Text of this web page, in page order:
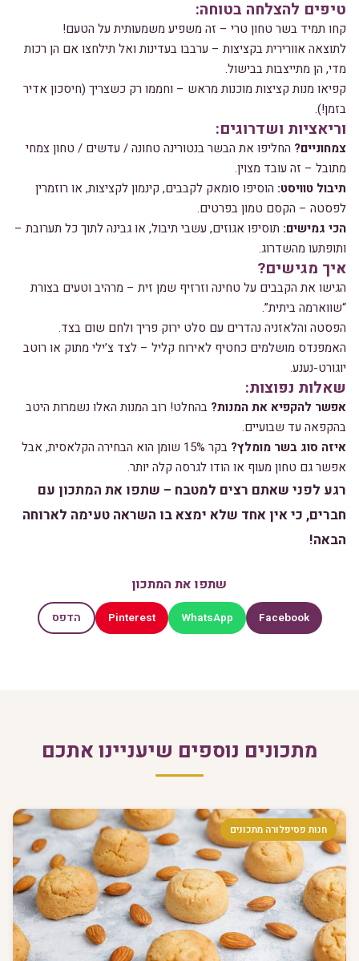
טיפים להצלחה בטוחה:
קחו תמיד בשר טחון טרי – זה משפיע משמעותית על הטעם!
לתוצאה אוורירית בקציצות – ערבבו בעדינות ואל תילחצו אם הן רכות
מדי, הן מתייצבות בבישול.
קפיאו מנות קציצות מוכנות מראש – וחממו רק כשצריך (חיסכון אדיר
בזמן!).
וריאציות ושדרוגים:
צמחוניים? החליפו את הבשר בנטורינה טחונה / עדשים / טחון צמחי
מתובל – זה עובד מצוין.
תיבול טוויסט: הוסיפו סומאק לקבבים, קינמון לקציצות, או רוזמרין
לפסטה – הקסם טמון בפרטים.
הכי גמישים: תוסיפו אגוזים, עשבי תיבול, או גבינה לתוך כל תערובת –
ותופתעו מהשדרוג.
איך מגישים?
הגישו את הקבבים על טחינה וזרזיף שמן זית – מרהיב וטעים בצורת
“שווארמה ביתית”.
הפסטה והלאזניה נהדרים עם סלט ירוק פריך ולחם שום בצד.
האמפנדס מושלמים כחטיף לאירוח קליל – לצד צ’ילי מתוק או רוטב
יוגורט-נענע.
שאלות נפוצות:
אפשר להקפיא את המנות? בהחלט! רוב המנות האלו נשמרות היטב
בהקפאה עד שבועיים.
איזה סוג בשר מומלץ?
בקר 15% שומן הוא הבחירה הקלאסית, אבל
אפשר גם טחון מעוף או הודו לגרסה קלה יותר.
רגע לפני שאתם רצים למטבח – שתפו את המתכון עם
חברים, כי אין אחד שלא ימצא בו השראה טעימה לארוחה
הבאה!
שתפו את המתכון
Facebook
WhatsApp
Pinterest הדפס
מתכונים נוספים שיעניינו אתכם
חנות פסיפלורה מתכונים